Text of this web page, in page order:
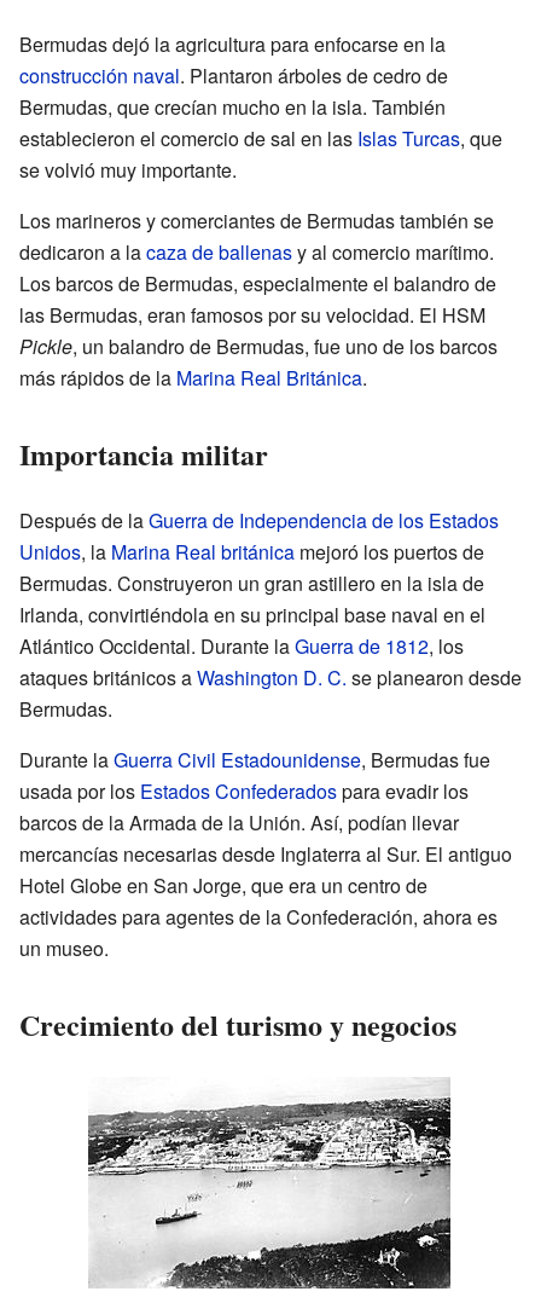
Bermudas dejó la agricultura para enfocarse en la
construcción naval. Plantaron árboles de cedro de
Bermudas, que crecían mucho en la isla. También
establecieron el comercio de sal en las Islas Turcas, que
se volvió muy importante.
Los marineros y comerciantes de Bermudas también se
dedicaron a lacaza de ballenasy al comercio marítimo.
Los barcos de Bermudas, especialmente el balandro de
las Bermudas, eran famosos por su velocidad. El HSM
Pickle, un balandro de Bermudas, fue uno de los barcos
más rápidos de la Marina Real Británica.
Importancia militar
Después de laGuerra de Independencia de los Estados
Unidos, la Marina Real británica mejoró los puertos de
Bermudas. Construyeron un gran astillero en la isla de
Irlanda, convirtiéndola en su principal base naval en el
Atlántico Occidental. Durante laGuerra de 1812, los
ataques británicos aWashington D. C. se planearon desde
Bermudas.
Durante laGuerra Civil Estadounidense, Bermudas fue
usada por los Estados Confederadospara evadir los
barcos de la Armada de la Unión. Así, podían llevar
mercancías necesarias desde Inglaterra al Sur. El antiguo
Hotel Globe en San Jorge, que era un centro de
actividades para agentes de la Confederación, ahora es
un museo.
Crecimiento del turismo y negocios